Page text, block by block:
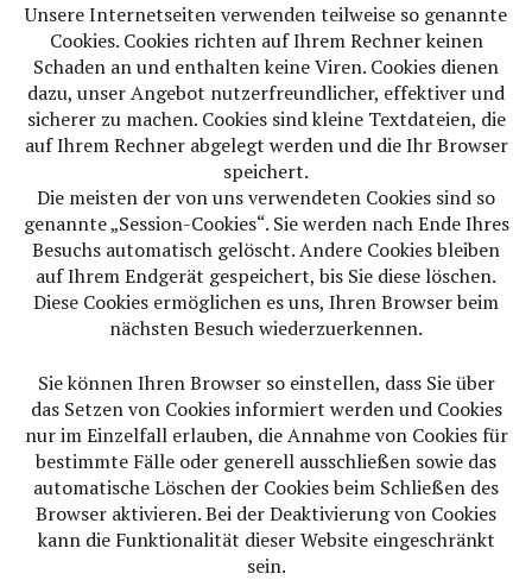
Unsere Internetseiten verwenden teilweise so genannte
Cookies. Cookies richten auf Ihrem Rechner keinen
Schaden an und enthalten keine Viren. Cookies dienen
dazu, unser Angebot nutzerfreundlicher, effektiver und
sicherer zu machen. Cookies sind kleine Textdateien, die
auf Ihrem Rechner abgelegt werden und die Ihr Browser
speichert.
Die meisten der von uns verwendeten Cookies sind so
genannte „Session-Cookies“. Sie werden nach Ende Ihres
Besuchs automatisch gelöscht. Andere Cookies bleiben
auf Ihrem Endgerät gespeichert, bis Sie diese löschen.
Diese Cookies ermöglichen es uns, Ihren Browser beim
nächsten Besuch wiederzuerkennen.
Sie können Ihren Browser so einstellen, dass Sie über
das Setzen von Cookies informiert werden und Cookies
nur im Einzelfall erlauben, die Annahme von Cookies für
bestimmte Fälle oder generell ausschließen sowie das
automatische Löschen der Cookies beim Schließen des
Browser aktivieren. Bei der Deaktivierung von Cookies
kann die Funktionalität dieser Website eingeschränkt
sein.